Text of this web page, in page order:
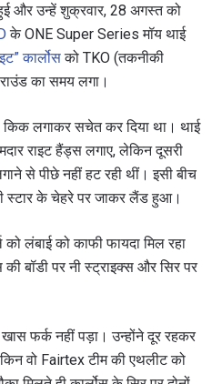
हुई और उन्हें शुक्रवार, 28 अगस्त को
के ONE Super Series मॉय थाई
कार्लोसको TKO (तकनीकी
का समय लगा।
लगाकर सचेत कर दिया था। थाई
राइट हैंड्स लगाए, लेकिन दूसरी
से पीछे नहीं हट रही थीं। इसी बीच
स्टार के चेहरे पर जाकर लैंड हुआ।
लंबाई को काफी फायदा मिल रहा
बॉडी पर नी स्ट्राइक्स और सिर पर
फर्क नहीं पड़ा। उन्होंने दूर रहकर
वो Fairtex टीम की एथलीट को